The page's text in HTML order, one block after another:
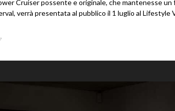
Cruiser possente e originale, che mantenesse
verrà presentata al pubblico il 1 luglio al Lifestyle